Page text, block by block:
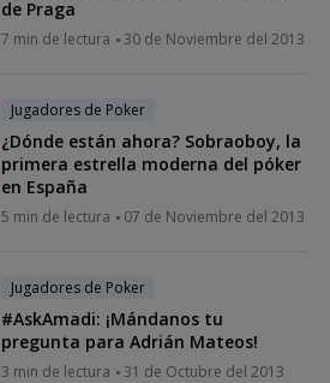
de Praga
7 min de lectura 30 de Noviembre del 2013
Jugadores de Poker
¿Dónde están ahora? Sobraoboy, la
primera estrella moderna del póker
en España
5 min de lectura 07 de Noviembre del 2013
Jugadores de Poker
#AskAmadi: ¡Mándanos tu
pregunta para Adrián Mateos!
3 min de lectura 31 de Octubre del 2013